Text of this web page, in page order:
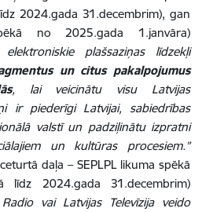
2024.gada 31.decembrim), gan
no 2025.gada 1.janvāra)
elektroniskie plašsaziņas līdzekļi
un citus pakalpojumus
, lai veicinātu visu Latvijas
ir piederīgi Latvijai, sabiedrības
valstī un padziļinātu izpratni
un kultūras procesiem.”
daļa – SEPLPL likuma spēkā
līdz 2024.gada 31.decembrim)
vai Latvijas Televīzija veido